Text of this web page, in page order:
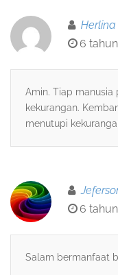
6
Amin. Tiap
kekurangan.
menutupi
6
Salam bermanfaat